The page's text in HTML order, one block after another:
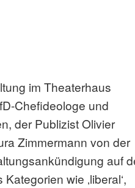
im Theaterhaus
Chefideologe und
der Publizist Olivier
Zimmermann von der
auf
wie ‚liberal‘,